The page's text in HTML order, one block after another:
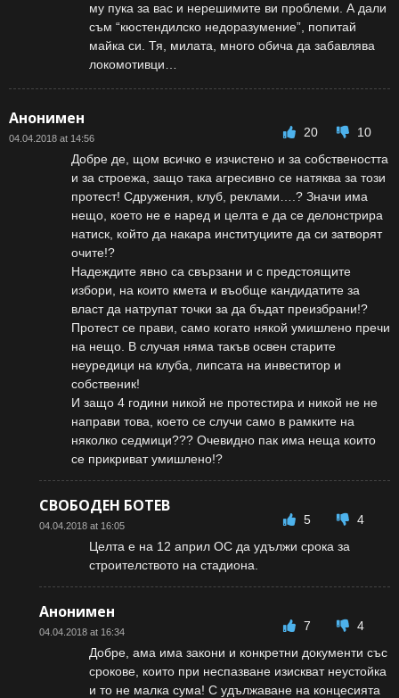
му пука за вас и нерешимите ви проблеми. А дали
съм “кюстендилско недоразумение”, попитай
майка си. Тя, милата, много обича да забавлява
локомотивци…
Анонимен
04.04.2018 at 14:56 20
10
Добре де, щом всичко е изчистено и за собствеността
и за строежа, защо така агресивно се натяква за този
протест! Сдружения, клуб, реклами….? Значи има
нещо, което не е наред и целта е да се делонстрира
натиск, който да накара институциите да си затворят
очите!?
Надеждите явно са свързани и с предстоящите
избори, на които кмета и въобще кандидатите за
власт да натрупат точки за да бъдат преизбрани!?
Протест се прави, само когато някой умишлено пречи
на нещо. В случая няма такъв освен старите
неуредици на клуба, липсата на инвеститор и
собственик!
И защо 4 години никой не протестира и никой не не
направи това, което се случи само в рамките на
няколко седмици??? Очевидно пак има неща които
се прикриват умишлено!?
СВОБОДЕН БОТЕВ
04.04.2018 at 16:05 5
4
Целта е на 12 април ОС да удължи срока за
строителството на стадиона.
Анонимен
04.04.2018 at 16:34 7
4
Добре, ама има закони и конкретни документи със
срокове, които при неспазване изискват неустойка
и то не малка сума! С удължаване на концесията